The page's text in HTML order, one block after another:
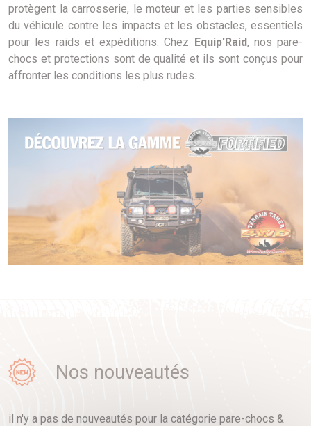
protègent la carrosserie, le moteur et les parties sensibles
du véhicule contre les impacts et les obstacles, essentiels
pour les raids et expéditions. Chez
Equip'Raid, nos pare-
chocs et protections sont de qualité et ils sont conçus pour
affronter les conditions les plus rudes.
Nos nouveautés
il n'y a pas de nouveautés pour la catégorie pare-chocs &